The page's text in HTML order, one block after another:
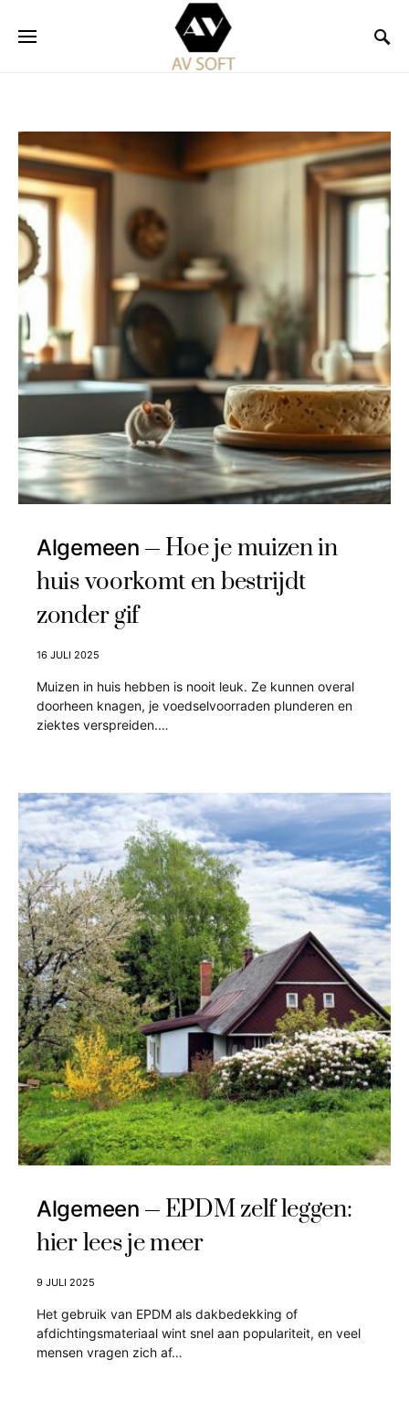
Algemeen
Hoe je muizen in
huis voorkomt en bestrijdt
zonder gif
16 JULI 2025
Muizen in huis hebben is nooit leuk. Ze kunnen overal
doorheen knagen, je voedselvoorraden plunderen en
ziektes verspreiden.…
Algemeen
EPDM zelf leggen:
hier lees je meer
9 JULI 2025
Het gebruik van EPDM als dakbedekking of
afdichtingsmateriaal wint snel aan populariteit, en veel
mensen vragen zich af…